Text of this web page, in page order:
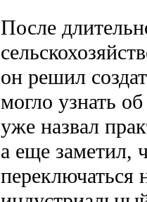
После
он решил
могло узнать
уже назвал
а еще заметил,
переключаться